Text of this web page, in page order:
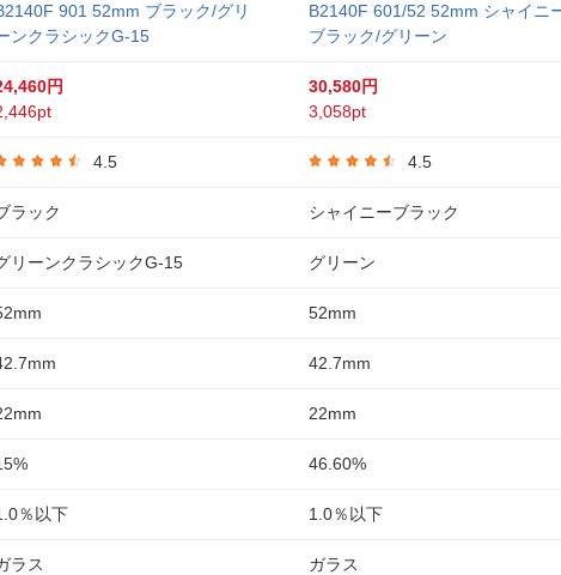
901 52mm ブラック/グリ
ンクラシックG-15
円
4.5
ラック
リーンクラシックG-15
％以下
ラス
B2140F 601/52 52mm シャイニ
ブラック/グリーン
30,580円
3,058pt
4.5
シャイニーブラック
グリーン
52mm
42.7mm
22mm
46.60%
1.0％以下
ガラス